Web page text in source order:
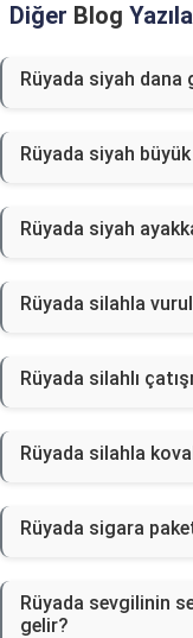
Diğer Blog
Rüyada siyah dana
Rüyada siyah
Rüyada siyah
Rüyada silahla
Rüyada silahlı
Rüyada silahla
Rüyada sigara
Rüyada sevgilinin
gelir?